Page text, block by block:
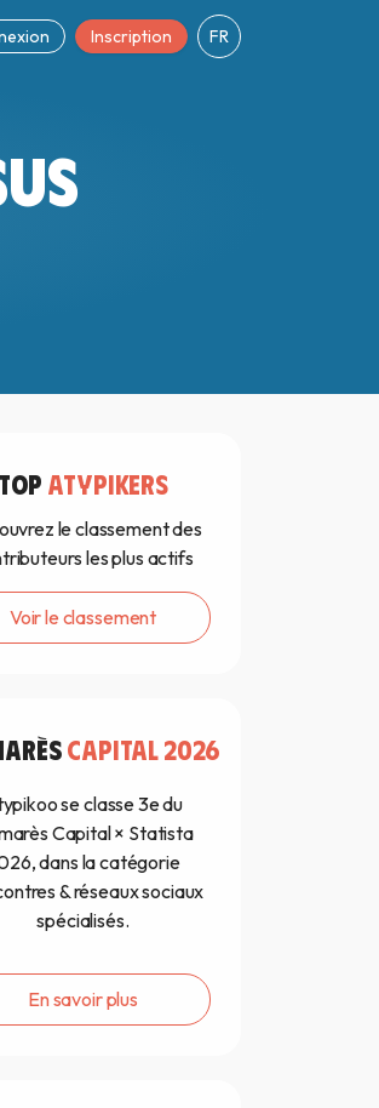
Inscription FR
TOP ATYPIKERS
le classement des
les plus actifs
Voir le classement
CAPITAL 2026
se classe 3e du
Capital × Statista
dans la catégorie
& réseaux sociaux
spécialisés.
En savoir plus